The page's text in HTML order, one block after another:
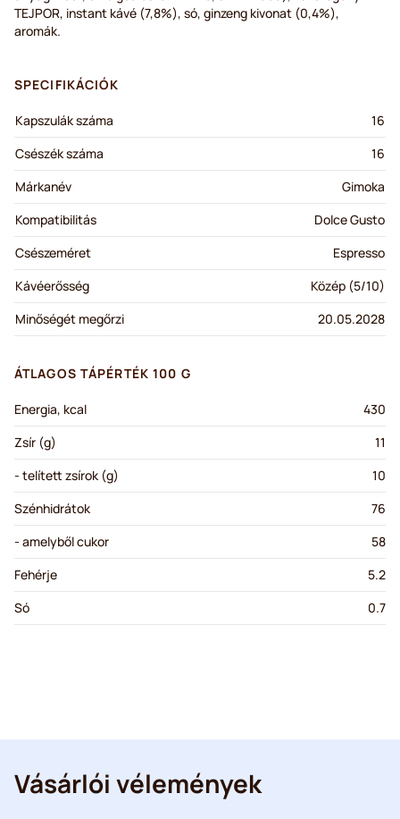
TEJPOR, instant kávé (7,8%), só, ginzeng kivonat (0,4%),
aromák.
SPECIFIKÁCIÓK
Kapszulák száma
16
Csészék száma
16
Márkanév
Gimoka
Kompatibilitás
Dolce Gusto
Csészeméret
Espresso
Kávéerősség
Közép (5/10)
Minőségét megőrzi
20.05.2028
ÁTLAGOS TÁPÉRTÉK 100 G
Energia, kcal
430
Zsír (g)
11
- telített zsírok (g)
10
Szénhidrátok
76
- amelyből cukor
58
Fehérje
5.2
Só
0.7
Vásárlói vélemények